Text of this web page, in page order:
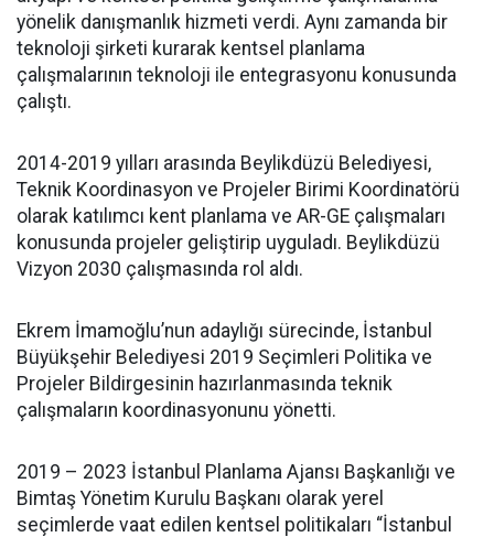
yönelik danışmanlık hizmeti verdi. Aynı zamanda bir
teknoloji şirketi kurarak kentsel planlama
çalışmalarının teknoloji ile entegrasyonu konusunda
çalıştı.
2014-2019 yılları arasında Beylikdüzü Belediyesi,
Teknik Koordinasyon ve Projeler Birimi Koordinatörü
olarak katılımcı kent planlama ve AR-GE çalışmaları
konusunda projeler geliştirip uyguladı. Beylikdüzü
Vizyon 2030 çalışmasında rol aldı.
Ekrem İmamoğlu’nun adaylığı sürecinde, İstanbul
Büyükşehir Belediyesi 2019 Seçimleri Politika ve
Projeler Bildirgesinin hazırlanmasında teknik
çalışmaların koordinasyonunu yönetti.
2019 – 2023 İstanbul Planlama Ajansı Başkanlığı ve
Bimtaş Yönetim Kurulu Başkanı olarak yerel
seçimlerde vaat edilen kentsel politikaları “İstanbul